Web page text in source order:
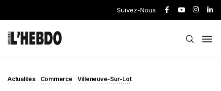
Suivez-Nous
Actualités Commerce Villeneuve-Sur-Lot